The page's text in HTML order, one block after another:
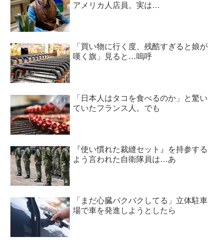
アメリカ人店員。実は…
「買い物に行く度、残酷すぎると娘が
嘆く旗」見ると…嗚呼
「日本人はタコを食べるのか」と驚い
ていたフランス人。でも
『使い慣れた裁縫セット』を持参する
よう言われた自衛隊員は…あ
「まだ心臓バクバクしてる」立体駐車
場で車を発進しようとしたら